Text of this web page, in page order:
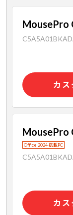
MousePro
カス
MousePro
Office 2024 搭載PC
カス